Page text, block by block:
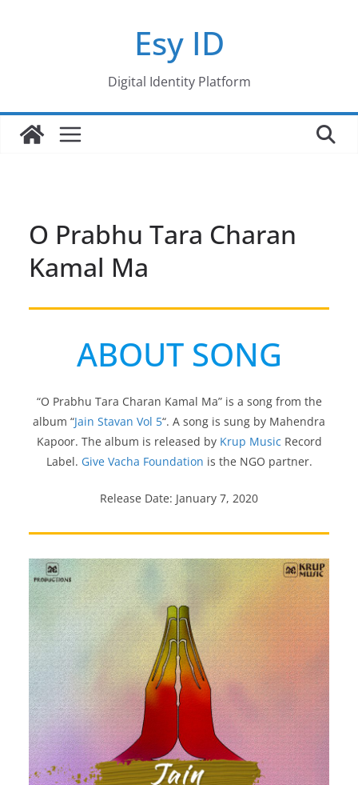
Esy ID
Digital Identity Platform
O Prabhu Tara Charan
Kamal Ma
ABOUT SONG
“O Prabhu Tara Charan Kamal Ma” is a song from the
album “Jain Stavan Vol 5“. A song is sung by Mahendra
Kapoor. The album is released by Krup Music Record
Label. Give Vacha Foundation is the NGO partner.
Release Date: January 7, 2020